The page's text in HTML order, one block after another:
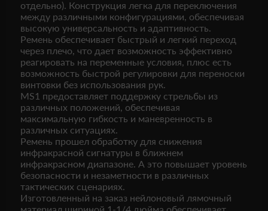
отдельно). Конструкция легка для переключения
между различными конфигурациями, обеспечивая
высокую универсальность и адаптивность.
Ремень обеспечивает быстрый и легкий переход
через плечо, что дает возможность эффективно
реагировать на переменные условия, плюс есть
возможность быстрой регулировки для переноски
винтовки без использования рук.
MS1 предоставляет поддержку стрельбы из
различных положений, обеспечивая
максимальную гибкость и маневренность в
различных ситуациях.
Ремень прошел обработку для снижения
инфракрасной сигнатуры в ближнем
инфракрасном диапазоне. А это повышает уровень
безопасности и незаметности в различных
тактических сценариях.
Изготовленный на заказ нейлоновый лямочный